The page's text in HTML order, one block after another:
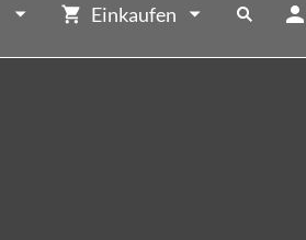
Einkaufen